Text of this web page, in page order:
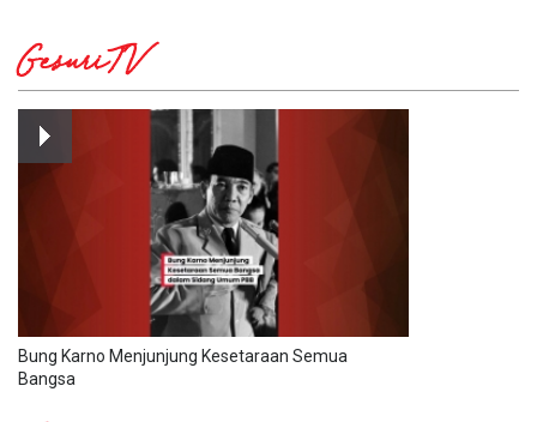
GesuriTV
Bung Karno Menjunjung Kesetaraan Semua
Bangsa